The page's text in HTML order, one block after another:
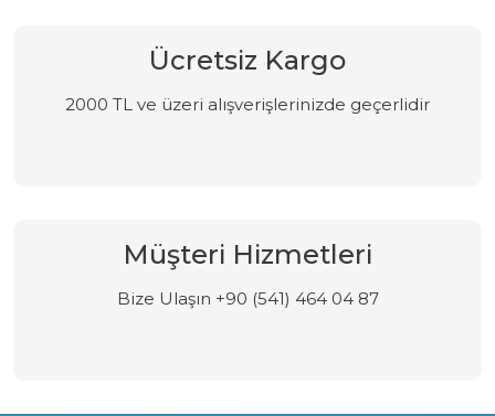
Ücretsiz Kargo
2000 TL ve üzeri alışverişlerinizde geçerlidir
Müşteri Hizmetleri
Bize Ulaşın +90 (541) 464 04 87